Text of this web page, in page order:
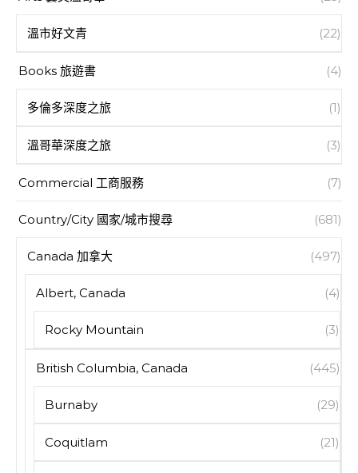
溫市好文青 (22)
Books 旅遊書 (4)
多倫多深度之旅 (1)
溫哥華深度之旅 (3)
Commercial 工商服務 (7)
Country/City 國家/城市搜尋 (681)
Canada 加拿大 (497)
Albert, Canada (4)
Rocky Mountain (3)
British Columbia, Canada (445)
Burnaby (29)
Coquitlam (21)